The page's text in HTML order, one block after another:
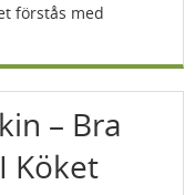
förstås med
– Bra
Köket